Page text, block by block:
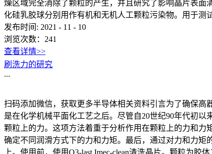
燥区域完全消除了颗粒的产生，并且研究了影响晶片表
化硅乳胶球分别用作有机和无机人工颗粒污染物。用于测
发布时间: 2021 - 11 - 10
浏览次数： 241
查看详情>>
刷洗力的研究
...
扫码添加微信，获取更多半导体相关资料引言为了确保
是在化学机械平面化工艺之后。尽管自20世纪90年代初
颗粒上的力。这项方法着重于分析作用在颗粒上的力和
确定不同润滑方式下的力和力矩。最后，通过对力和力矩
上。使用前，使用O3-last Imec-clean清洗晶片。颗粒为